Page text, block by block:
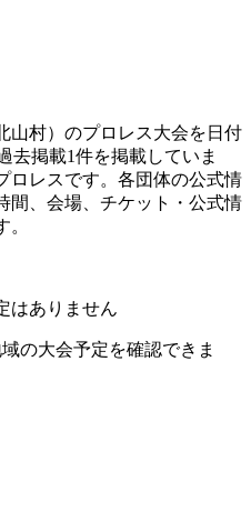
山村）のプロレス大会を日付
去掲載1件を掲載していま
ロレスです。各団体の公式情
間、会場、チケット・公式情
はありません
の大会予定を確認できま